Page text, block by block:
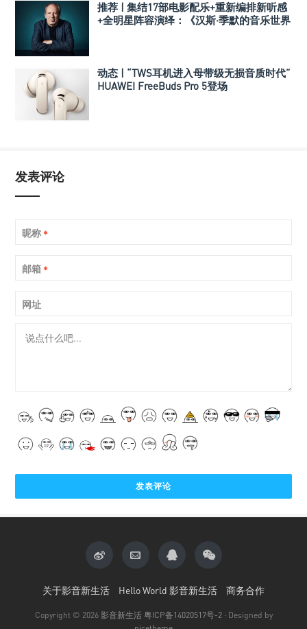
推荐 | 集结17部电影配乐+重新编排新听感
+全明星阵容演绎：《汉斯·季默的音乐世界
动态 | “TWS耳机进入母带级无损音质时代”
HUAWEI FreeBuds Pro 5登场
发表评论
昵称 *
邮箱 *
网址
关于影音新生活 Hello World 影音新生活 商务合作
Copyright © 2026 影音新生活 粤ICP备14020517号-2 · Designed by